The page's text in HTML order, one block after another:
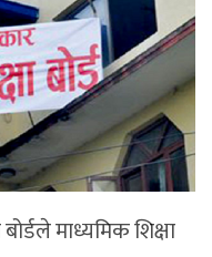
बोर्डले माध्यमिक शिक्षा